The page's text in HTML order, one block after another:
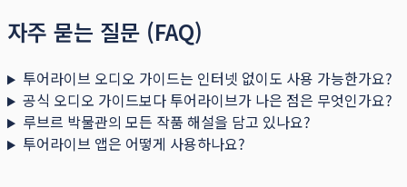
자주 묻는 질문 (FAQ)
투어라이브 오디오 가이드는 인터넷 없이도 사용 가능한가요?
공식 오디오 가이드보다 투어라이브가 나은 점은 무엇인가요?
루브르 박물관의 모든 작품 해설을 담고 있나요?
투어라이브 앱은 어떻게 사용하나요?